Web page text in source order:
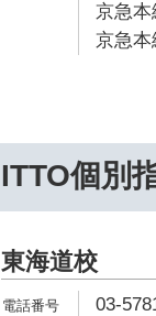
京急本
京急本
ITTO個別
東海道校
03-